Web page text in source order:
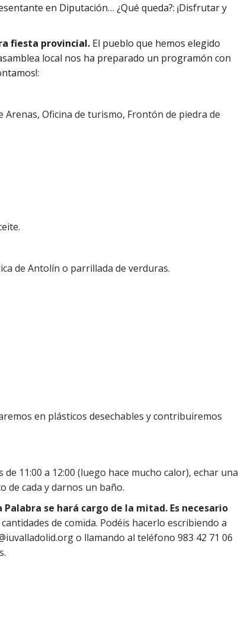
en Diputación… ¿Qué queda?: ¡Disfrutar y
fiesta provincial. El pueblo que hemos elegido
local nos ha preparado un programón con
Arenas, Oficina de turismo, Frontón de piedra de
de Antolín o parrillada de verduras.
en plásticos desechables y contribuiremos
11:00 a 12:00 (luego hace mucho calor), echar una
de cada y darnos un baño.
Palabra se hará cargo de la mitad. Es necesario
de comida. Podéis hacerlo escribiendo a
o llamando al teléfono 983 42 71 06